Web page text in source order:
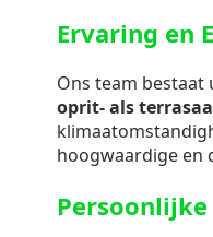
Ervaring en
Ons team bestaat
oprit- als
hoogwaardige en
Persoonlijke